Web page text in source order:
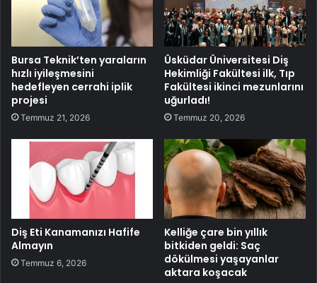
Bursa Teknik’ten yaraların
hızlı iyileşmesini
hedefleyen cerrahi iplik
projesi
Temmuz 21, 2026
Üsküdar Üniversitesi Diş
Hekimliği Fakültesi ilk, Tıp
Fakültesi ikinci mezunlarını
uğurladı!
Temmuz 20, 2026
Diş Eti Kanamanızı Hafife
Almayın
Temmuz 6, 2026
Kelliğe çare bin yıllık
bitkiden geldi: Saç
dökülmesi yaşayanlar
aktara koşacak